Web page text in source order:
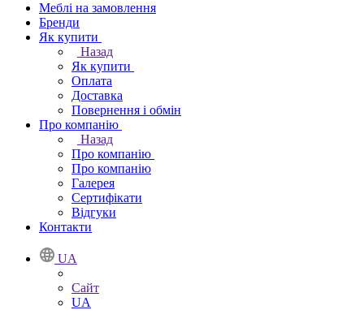
Меблі на замовлення
Бренди
Як купити
Назад
Як купити
Оплата
Доставка
Повернення і обмін
Про компанію
Назад
Про компанію
Про компанію
Галерея
Сертифікати
Відгуки
Контакти
UA
Сайт
UA